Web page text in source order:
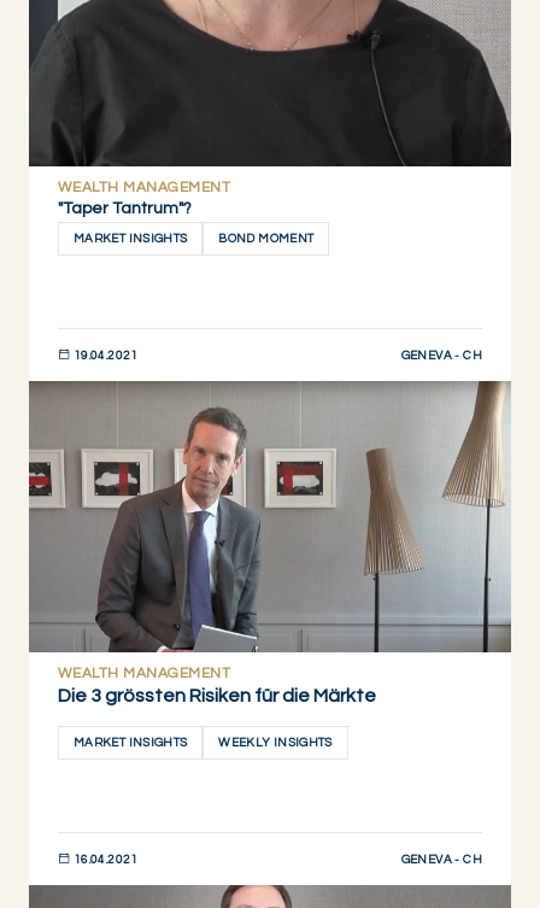
WEALTH MANAGEMENT
"Taper Tantrum"?
MARKET INSIGHTS BOND MOMENT
19.04.2021 GENEVA - CH
WEALTH MANAGEMENT
Die 3 grössten Risiken für die Märkte
MARKET INSIGHTS WEEKLY INSIGHTS
16.04.2021 GENEVA - CH